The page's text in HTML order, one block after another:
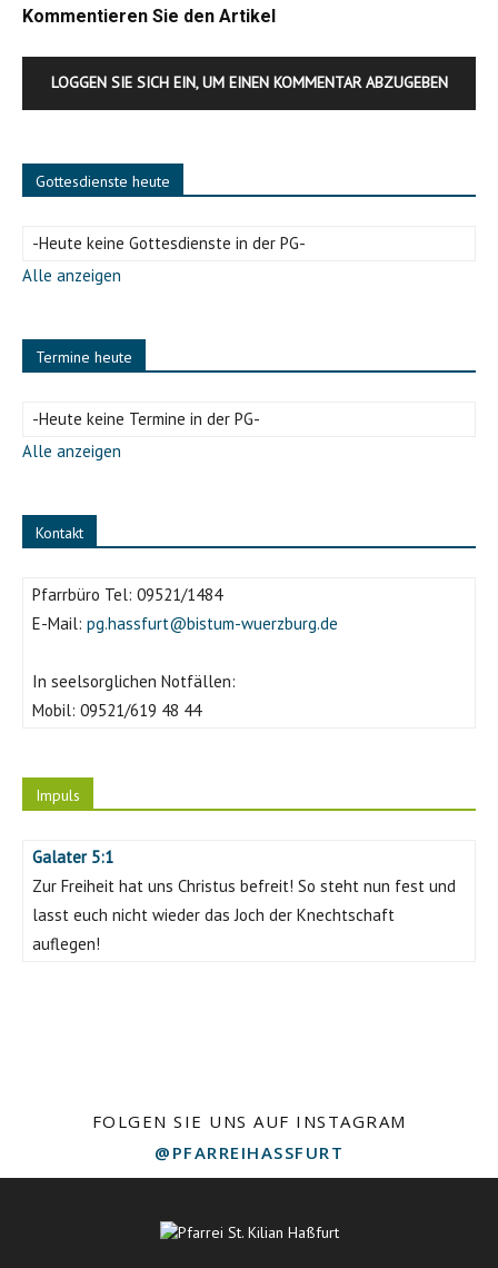
Kommentieren Sie den Artikel
LOGGEN SIE SICH EIN, UM EINEN KOMMENTAR ABZUGEBEN
Gottesdienste heute
-Heute keine Gottesdienste in der PG-
Alle anzeigen
Termine heute
-Heute keine Termine in der PG-
Alle anzeigen
Kontakt
Pfarrbüro Tel: 09521/1484
E-Mail: pg.hassfurt@bistum-wuerzburg.de
In seelsorglichen Notfällen:
Mobil: 09521/619 48 44
Impuls
Galater 5:1
Zur Freiheit hat uns Christus befreit! So steht nun fest und
lasst euch nicht wieder das Joch der Knechtschaft
auflegen!
FOLGEN SIE UNS AUF INSTAGRAM
@PFARREIHASSFURT